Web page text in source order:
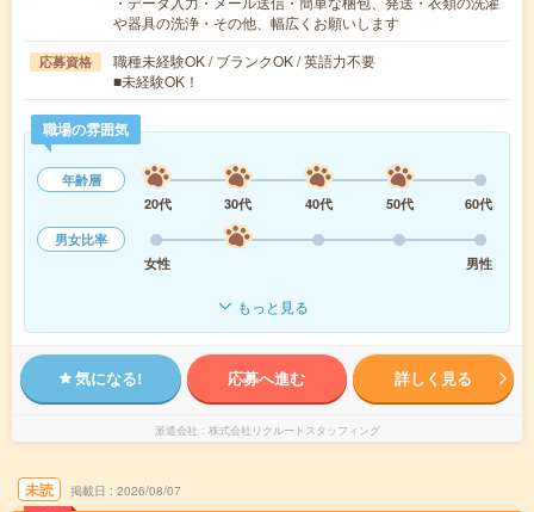
や器具の洗浄・その他、幅広くお願いします
応募資格
職種未経験OK / ブランクOK / 英語力不要
■未経験OK！
職場の雰囲気
年齢層
20代
30代 40代 50代
60代
男女比率
女性
男性
もっと見る
気になる! 応募へ進む 詳しく見る
派遣会社 株式会社リクルートスタッフィング
未読 掲載日 2026/08/07